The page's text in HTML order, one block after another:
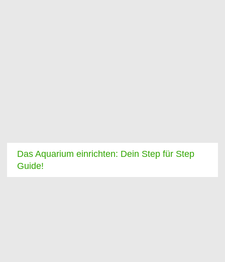
Das Aquarium einrichten: Dein Step für Step
Guide!